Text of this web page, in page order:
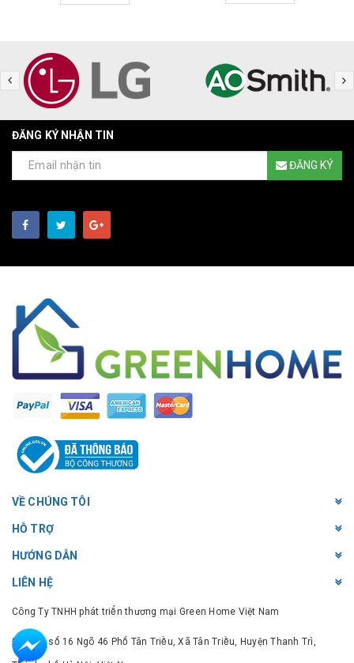
ĐĂNG KÝ NHẬN TIN
ĐĂNG KÝ
VỀ CHÚNG TÔI
HỖ TRỢ
HƯỚNG DẪN
LIÊN HỆ
Công Ty TNHH phát triển thương mại Green Home Việt Nam
Địa chỉ: số 16 Ngõ 46 Phố Tân Triều, Xã Tân Triều, Huyện Thanh Trì,